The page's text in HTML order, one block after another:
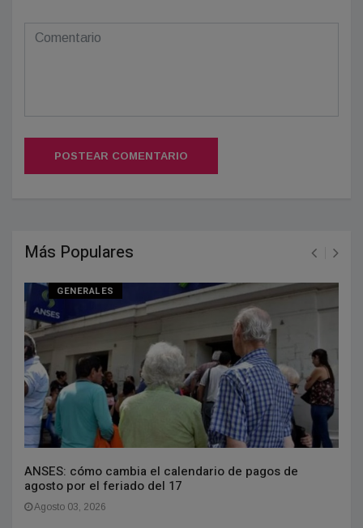
POSTEAR COMENTARIO
Más Populares
GENERALES
ANSES: cómo cambia el calendario de pagos de
agosto por el feriado del 17
Agosto 03, 2026